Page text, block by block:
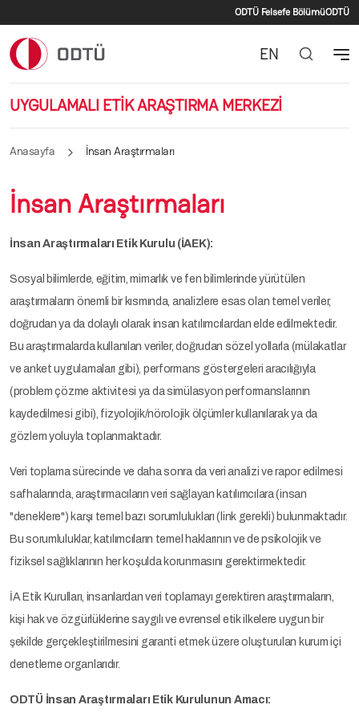
İkincil menü
ODTÜ Felsefe BölümüODTÜ
UYGULAMALI ETİK ARAŞTIRMA MERKEZİ
EN
Anasayfa İnsan Araştırmaları
İnsan Araştırmaları
İnsan Araştırmaları Etik Kurulu (İAEK):
Sosyal bilimlerde, eğitim, mimarlık ve fen bilimlerinde yürütülen
araştırmaların önemli bir kısmında, analizlere esas olan temel veriler,
doğrudan ya da dolaylı olarak insan katılımcılardan elde edilmektedir.
Bu araştırmalarda kullanılan veriler, doğrudan sözel yollarla (mülakatlar
ve anket uygulamaları gibi), performans göstergeleri aracılığıyla
(problem çözme aktivitesi ya da simülasyon performanslarının
kaydedilmesi gibi), fizyolojik/nörolojik ölçümler kullanılarak ya da
gözlem yoluyla toplanmaktadır.
Veri toplama sürecinde ve daha sonra da veri analizi ve rapor edilmesi
safhalarında, araştırmacıların veri sağlayan katılımcılara (insan
"deneklere") karşı temel bazı sorumlulukları (link gerekli) bulunmaktadır.
Bu sorumluluklar, katılımcıların temel haklarının ve de psikolojik ve
fiziksel sağlıklarının her koşulda korunmasını gerektirmektedir.
İA Etik Kurulları, insanlardan veri toplamayı gerektiren araştırmaların,
kişi hak ve özgürlüklerine saygılı ve evrensel etik ilkelere uygun bir
şekilde gerçekleştirilmesini garanti etmek üzere oluşturulan kurum içi
denetleme organlarıdır.
ODTÜ İnsan Araştırmaları Etik Kurulunun Amacı: